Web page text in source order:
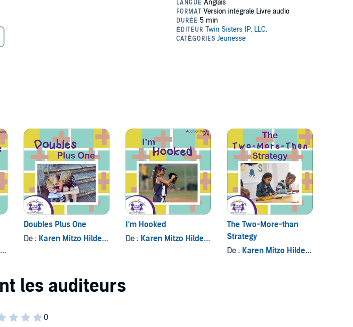
Doubles Plus One
De : Karen Mitzo Hilderbrand , et autres
I'm Hooked
De : Karen Mitzo Hilderbrand , et autres
The Two-More-than
Strategy
De : Karen Mitzo Hilderbrand